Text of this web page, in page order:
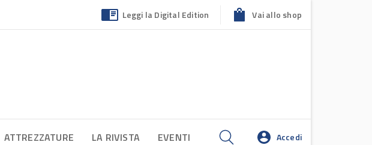
Leggi la Digital Edition Vai allo shop
ATTREZZATURE LA RIVISTA EVENTI Accedi